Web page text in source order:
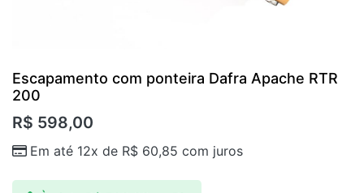
Escapamento com ponteira Dafra Apache RTR
200
R$ 598,00
Em até 12x de R$ 60,85 com juros